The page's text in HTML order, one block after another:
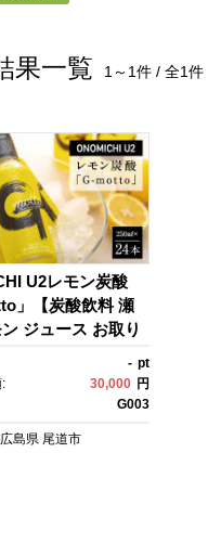
果一覧 1～1件 / 全1件
U2レモン炭酸
」【炭酸飲料 瀬
ジュース お取り
おすすめ 広島県 尾
- pt
30,000 円
G003
広島県 尾道市